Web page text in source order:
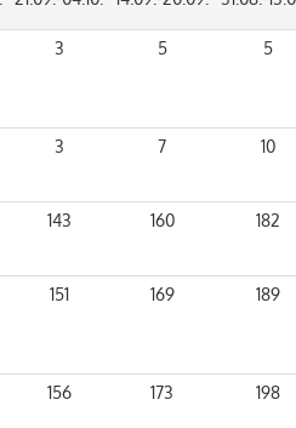
3 5 5
3 7 10
143 160 182
151 169 189
156 173 198